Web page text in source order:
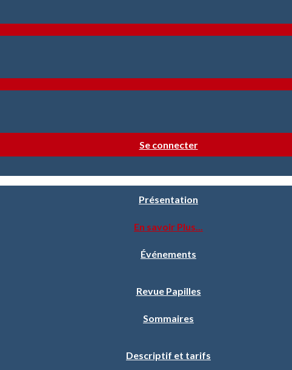
Se connecter
Présentation
En savoir Plus...
Événements
Revue Papilles
Sommaires
Descriptif et tarifs